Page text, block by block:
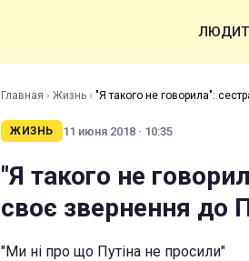
ЛЮДИ
Главная › Жизнь › "Я такого не говорила":
ЖИЗНЬ 11 июня 2018 · 10:35
"Я такого не
своє звернення до
"Ми ні про що Путіна не просили"